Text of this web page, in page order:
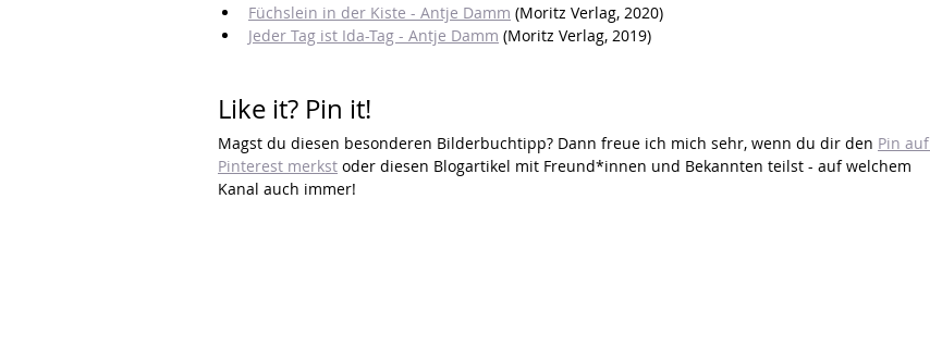
Füchslein in der Kiste - Antje Damm (Moritz Verlag, 2020)
Jeder Tag ist Ida-Tag - Antje Damm (Moritz Verlag, 2019)
Like it? Pin it!
Magst du diesen besonderen Bilderbuchtipp? Dann freue ich mich sehr, wenn du dir den Pin auf
Pinterest merkst oder diesen Blogartikel mit Freund*innen und Bekannten teilst - auf welchem
Kanal auch immer!